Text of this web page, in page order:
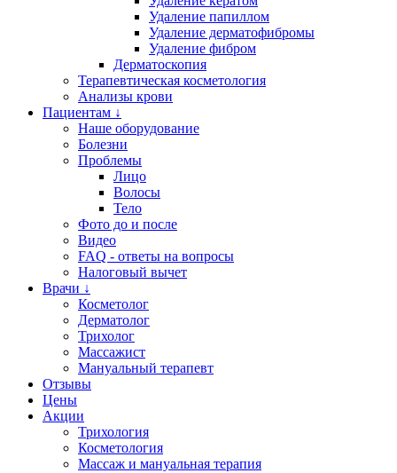
Удаление папиллом
Удаление дерматофибромы
Удаление фибром
Дерматоскопия
Терапевтическая косметология
Анализы крови
Пациентам ↓
Наше оборудование
Болезни
Проблемы
Лицо
Волосы
Тело
Фото до и после
Видео
FAQ - ответы на вопросы
Налоговый вычет
Врачи ↓
Косметолог
Дерматолог
Трихолог
Массажист
Мануальный терапевт
Отзывы
Цены
Акции
Трихология
Косметология
Массаж и мануальная терапия